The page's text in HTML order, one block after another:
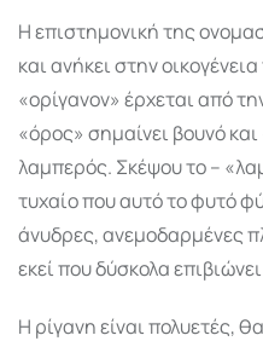
Η επιστημονική της
και ανήκει στην
«ορίγανον» έρχεται από
«όρος» σημαίνει βουνό
λαμπερός. Σκέψου το –
τυχαίο που αυτό το φυτό
άνυδρες, ανεμοδαρμένες
εκεί που δύσκολα
Η ρίγανη είναι πολυετές,